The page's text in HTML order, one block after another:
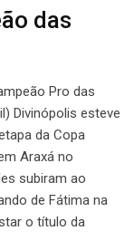
das
Pro das
Divinópolis esteve
da Copa
Araxá no
subiram ao
de Fátima na
o título da